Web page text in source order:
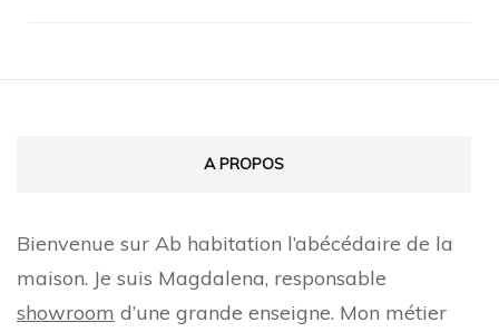
A PROPOS
Bienvenue sur Ab habitation l’abécédaire de la
maison. Je suis Magdalena, responsable
showroom d’une grande enseigne. Mon métier